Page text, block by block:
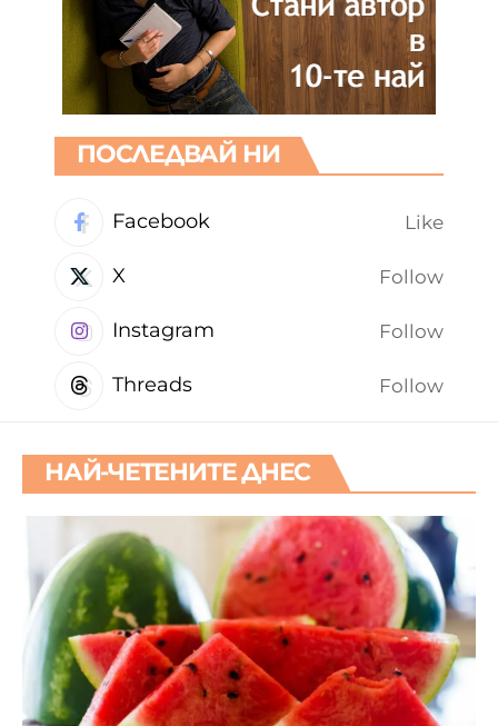
ПОСЛЕДВАЙ НИ
Facebook Like
X Follow
Instagram Follow
Threads Follow
НАЙ-ЧЕТЕНИТЕ ДНЕС